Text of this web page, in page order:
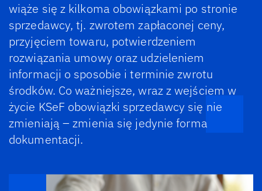
wiąże się z kilkoma obowiązkami po stronie
sprzedawcy, tj. zwrotem zapłaconej ceny,
przyjęciem towaru, potwierdzeniem
rozwiązania umowy oraz udzieleniem
informacji o sposobie i terminie zwrotu
środków. Co ważniejsze, wraz z wejściem w
życie KSeF obowiązki sprzedawcy się nie
zmieniają – zmienia się jedynie forma
dokumentacji.